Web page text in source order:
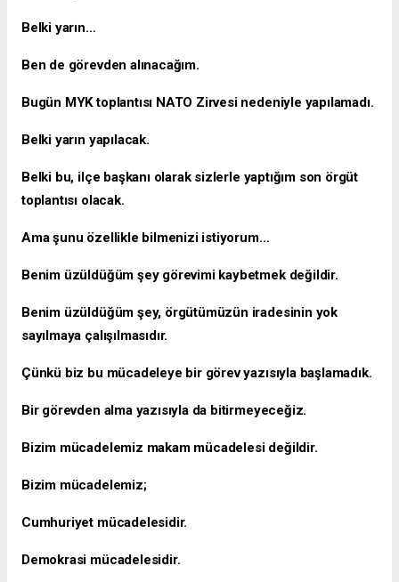
Belki yarın…
Ben de görevden alınacağım.
Bugün MYK toplantısı NATO Zirvesi nedeniyle yapılamadı.
Belki yarın yapılacak.
Belki bu, ilçe başkanı olarak sizlerle yaptığım son örgüt
toplantısı olacak.
Ama şunu özellikle bilmenizi istiyorum…
Benim üzüldüğüm şey görevimi kaybetmek değildir.
Benim üzüldüğüm şey, örgütümüzün iradesinin yok
sayılmaya çalışılmasıdır.
Çünkü biz bu mücadeleye bir görev yazısıyla başlamadık.
Bir görevden alma yazısıyla da bitirmeyeceğiz.
Bizim mücadelemiz makam mücadelesi değildir.
Bizim mücadelemiz;
Cumhuriyet mücadelesidir.
Demokrasi mücadelesidir.